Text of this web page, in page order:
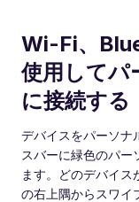
Wi-Fi、
使用してパ
に接続する
デバイスをパーソナ
スバーに緑色のパー
ます。どのデバイ
の右上隅からスワイ